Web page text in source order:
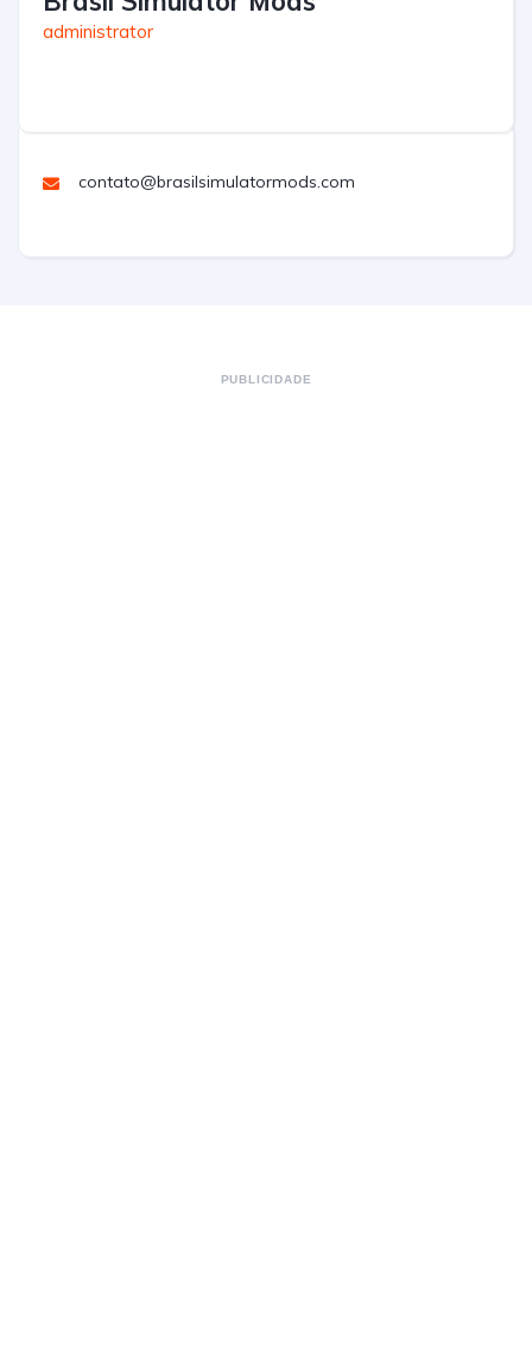
administrator
contato@brasilsimulatormods.com
PUBLICIDADE